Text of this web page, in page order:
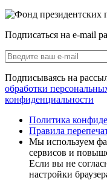
Подписаться на e-mail
Подписываясь на
обработки
конфиденциальности
Политика
Правила
Мы используем
сервисов и
Если вы не
настройки